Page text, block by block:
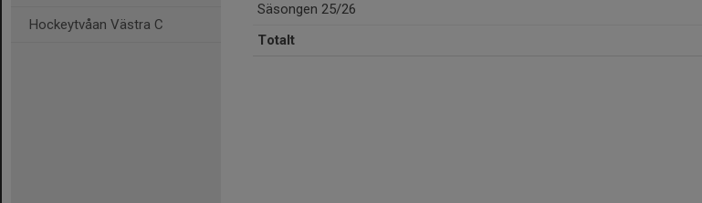
Hockeytvåan Västra C
Säsongen 25/26
Totalt